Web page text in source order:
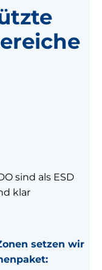
sind als ESD
klar
setzen wir